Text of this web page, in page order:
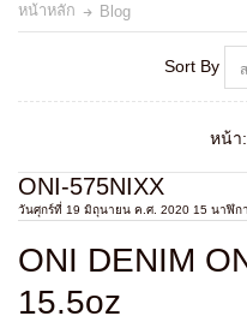
หน้าหลัก Blog
Sort By
หน้า:
ONI-575NIXX
วันศุกร์ที่ 19 มิถุนายน ค.ศ. 2020 15 นาฬิก
ONI DENIM
15.5oz